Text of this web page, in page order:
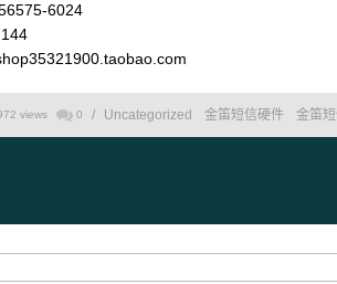
6024
views 0 / Uncategorized 金笛短信硬件 金笛